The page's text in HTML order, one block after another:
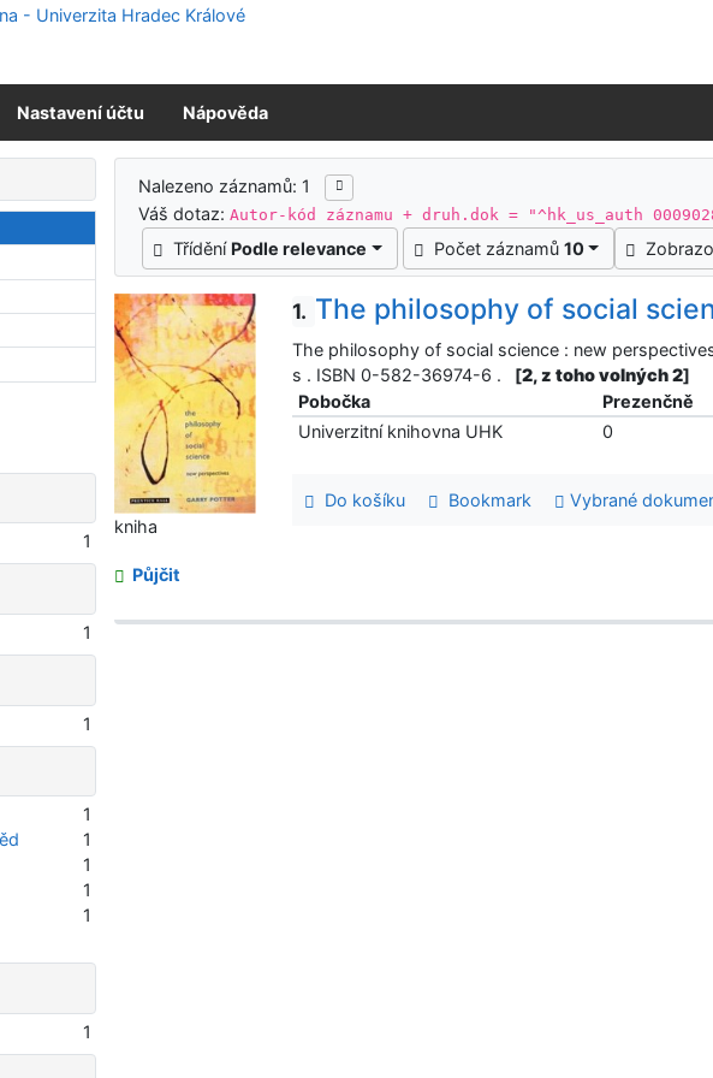
Nastavení účtu Nápověda
Výsledky vyhledávání
Nalezeno záznamů: 1
Váš dotaz:Autor-kód záznamu + druh.dok = "^hk_us_auth
Třídění Podle relevance Počet záznamů 10
1. The philosophy of social
The philosophy of social science : new
s . ISBN 0-582-36974-6 .
[2, z toho volných 2]
Pobočka
Prezenčně
Univerzitní knihovna UHK
0
Do košíku Bookmark
Vybrané
kniha
Půjčit
1
1
1
1
1
1
1
1
1